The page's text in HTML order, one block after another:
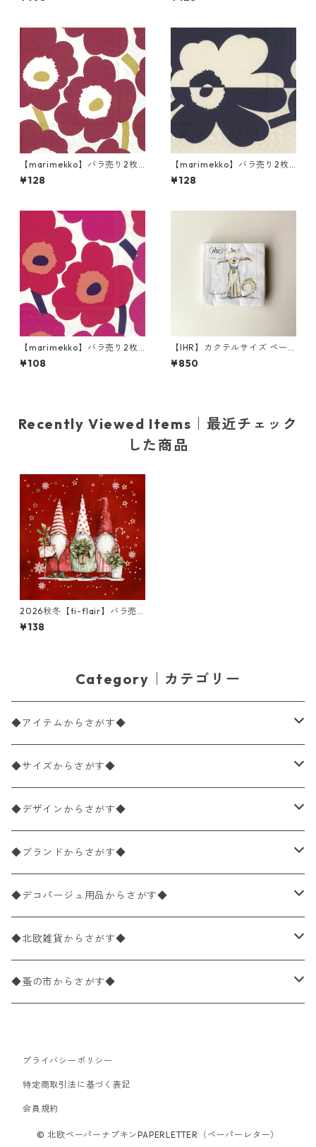
キン UNIKKO クリーム×レッ
ン UNIKKO ホワイト×ゴール
【marimekko】バラ売り2枚
ランチサイズ ペーパーナプキ
ン UNIKKO ダークレッドxゴ
¥128
【marimekko】バラ売り2枚
ランチサイズ ペーパーナプキ
ン SUUR UNIKKO リネンxブル
¥128
【marimekko】バラ売り2枚
カクテルサイズ ペーパーナプ
キン UNIKKO ホワイト×レッ
¥108
【IHR】カクテルサイズ ペー
パーナプキン EMOTION DOG
S ホワイト Anita Jeram 20枚
¥850
Recently Viewed Items｜最近チェック
した商品
2026秋冬【ti-flair】バラ売
り2枚 ランチサイズ ペーパー
ナプキン Roliga Julnissar レ
¥138
Category｜カテゴリー
◆アイテムからさがす◆
ペーパーナプキン2枚バラ売り
ペーパーナプキン1枚バラ売り
ペーパーナプキン20枚入りパック
ペーパーナプキン10枚入りパック
ライスペーパー
ペーパーリネンナプキン
ワックスペーパー
デコパージュ用品
◆サイズからさがす◆
33×33cm（ランチサイズ）
バラ売り
パック売り
25×25cm（カクテルサイズ）
バラ売り
パック売り
40×40cm（ディナーサイズ）
バラ売り
パック売り
21×21cm（ポケットサイズ）
バラ売り
33cm（ラウンド）
◆デザインからさがす◆
花柄
植物・グリーン柄
動物・鳥・昆虫・蝶柄
海・魚柄
食べ物・フルーツ・野菜・ドリンク柄
食器・カトラリー柄
◆ブランドからさがす◆
ドイツ製 IHR/イア
ランチサイズ
カクテルサイズ
ドイツ製 Ambiente/アンビエンテ
ランチサイズ
ドイツ製 Paperproducts Design
カクテルサイズ
ランチサイズ
カクテルサイズ
ドイツ製 ti-flair/ティーフレア
ランチサイズ
ドイツ製 PAW/パウ
◆デコパージュ用品からさがす◆
デコパージュ液
デコパージュ下地
デコパージュはさみ
3Dデコパージュ
◆北欧雑貨からさがす◆
シリコンモールド
トレイ
ポスター・カレンダー
◆蚤の市からさがす◆
北欧雑貨
デコパージュ用品
プライバシーポリシー
特定商取引法に基づく表記
会員規約
© 北欧ペーパーナプキンPAPERLETTER（ペーパーレター）